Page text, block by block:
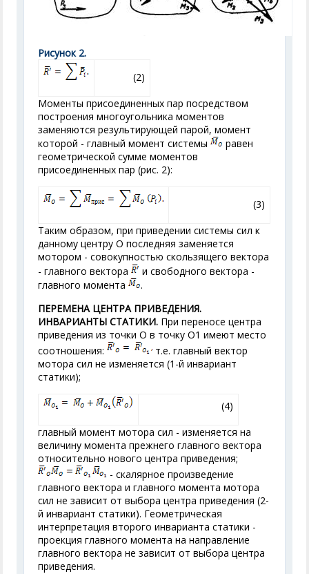
Рисунок 2.
(2)
Моменты присоединенных пар посредством
построения многоугольника моментов
заменяются результирующей парой, момент
которой - главный момент системы
равен
геометрической сумме моментов
присоединенных пар (рис. 2):
(3)
Таким образом, при приведении системы сил к
данному центру О последняя заменяется
мотором - совокупностью скользящего вектора
- главного вектора
и свободного вектора -
главного момента
.
ПЕРЕМЕНА ЦЕНТРА ПРИВЕДЕНИЯ.
ИНВАРИАНТЫ СТАТИКИ. При переносе центра
приведения из точки О в точку O1 имеют место
соотношения:
т.е. главный вектор
мотора сил не изменяется (1-й инвариант
статики);
(4)
главный момент мотора сил - изменяется на
величину момента прежнего главного вектора
относительно нового центра приведения;
- скалярное произведение
главного вектора и главного момента мотора
сил не зависит от выбора центра приведения (2-
й инвариант статики). Геометрическая
интерпретация второго инварианта статики -
проекция главного момента на направление
главного вектора не зависит от выбора центра
приведения.